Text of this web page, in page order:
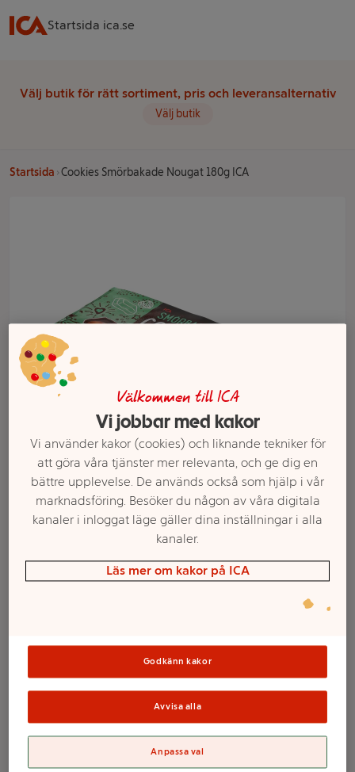
Startsida ica.se
Välj butik för rätt sortiment, pris och leveransalternativ
Välj butik
Startsida Cookies Smörbakade Nougat 180g ICA
Cookies
Smörbakade
Nougat 180g ICA
Välj butik och handla
Sortimentet kan variera mellan butikerna
Välkommen till ICA
Vi jobbar med kakor
Vi använder kakor (cookies) och liknande tekniker för
att göra våra tjänster mer relevanta, och ge dig en
bättre upplevelse. De används också som hjälp i vår
marknadsföring. Besöker du någon av våra digitala
kanaler i inloggat läge gäller dina inställningar i alla
kanaler.
Läs mer om kakor på ICA
Godkänn kakor
Avvisa alla
Anpassa val